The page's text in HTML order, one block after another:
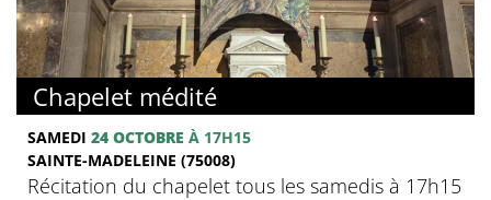
Chapelet médité
SAMEDI 24 OCTOBRE À 17H15
SAINTE-MADELEINE (75008)
Récitation du chapelet tous les samedis à 17h15